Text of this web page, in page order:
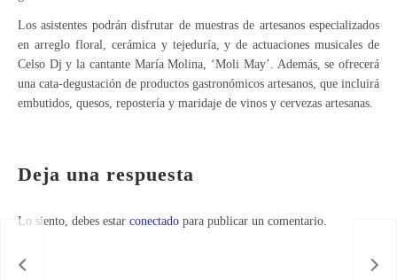
Los asistentes podrán disfrutar de muestras de artesanos especializados
en arreglo floral, cerámica y tejeduría, y de actuaciones musicales de
Celso Dj y la cantante María Molina, ‘Moli May’. Además, se ofrecerá
una cata-degustación de productos gastronómicos artesanos, que incluirá
embutidos, quesos, repostería y maridaje de vinos y cervezas artesanas.
Deja una respuesta
Lo siento, debes estar conectado para publicar un comentario.